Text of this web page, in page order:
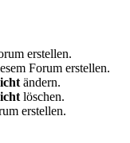
erstellen.
Forum erstellen.
ändern.
löschen.
erstellen.